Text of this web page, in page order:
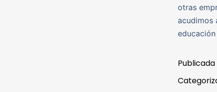
otras
acudimos